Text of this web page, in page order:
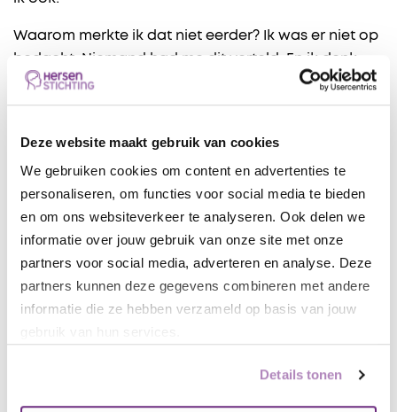
Deze website maakt gebruik van cookies
We gebruiken cookies om content en advertenties te
personaliseren, om functies voor social media te bieden
en om ons websiteverkeer te analyseren. Ook delen we
informatie over jouw gebruik van onze site met onze
partners voor social media, adverteren en analyse. Deze
partners kunnen deze gegevens combineren met andere
informatie die ze hebben verzameld op basis van jouw
gebruik van hun services.
Details tonen
Waarom merkte ik dat niet eerder? Ik was er niet op
bedacht. Niemand had me dit verteld. En ik denk
dat de eerste jaren na het ongeluk mijn omgeving
relatief gunstig was. Op een universiteit zijn er
kantoortuinen, treinen – dat is andere koek waar ik
pas later mee te maken kreeg.
Het inzicht dat licht en geluid me veel energie
kosten heeft me geholpen. Ik begrijp nu wat er mis
is, en kan daar beter op inspelen. Daar ben je nooit
mee klaar. Deze beperking pakt in elke levensfase
anders uit. Ermee leven is een voortdurende
afstemming op nieuwe situatie.